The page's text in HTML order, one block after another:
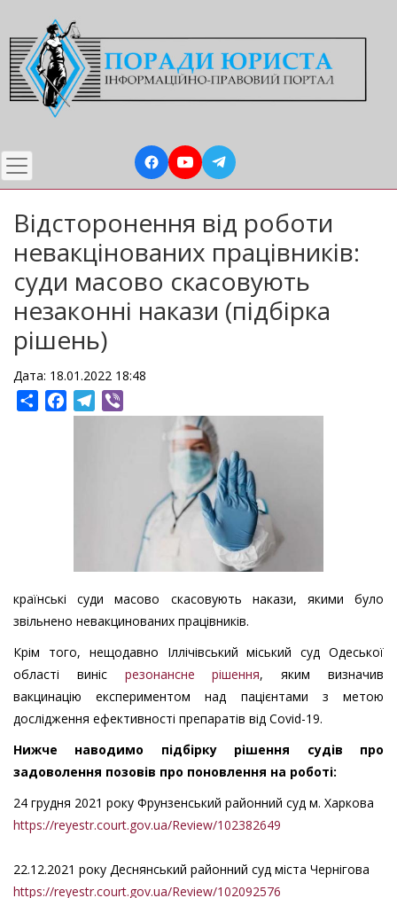
до
основного
вмісту
Відсторонення від роботи
невакцінованих працівників:
суди масово скасовують
незаконні накази (підбірка
рішень)
Дата: 18.01.2022 18:48
ShareFacebookTelegram
країнські суди масово скасовують накази, якими було
звільнено невакцинованих працівників.
Крім того, нещодавно Іллічівський міський суд Одеської
області виніс резонансне рішення, яким визначив
вакцинацію експериментом над пацієнтами з метою
дослідження ефективності препаратів від Covid-19.
Нижче наводимо підбірку рішення судів про
задоволення позовів про поновлення на роботі:
24 грудня 2021 року Фрунзенський районний суд м. Харкова
https://reyestr.court.gov.ua/Review/102382649
22.12.2021 року Деснянський районний суд міста Чернігова
https://reyestr.court.gov.ua/Review/102092576